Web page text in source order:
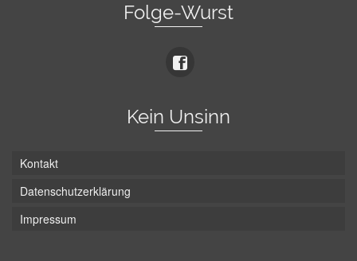
Folge-Wurst
Kein Unsinn
Kontakt
Datenschutzerklärung
Impressum